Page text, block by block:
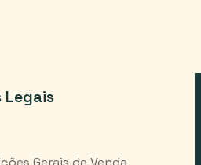
Legais